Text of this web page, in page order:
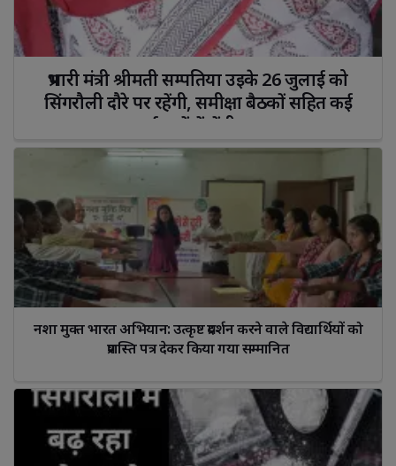
प्रभारी मंत्री श्रीमती सम्पतिया उइके 26 जुलाई को
सिंगरौली दौरे पर रहेंगी, समीक्षा बैठकों सहित कई
कार्यक्रमों में लेंगी भाग
नशा मुक्त भारत अभियान: उत्कृष्ट प्रदर्शन करने वाले विद्यार्थियों को
प्रशस्ति पत्र देकर किया गया सम्मानित